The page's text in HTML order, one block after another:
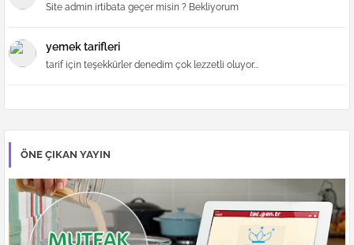
Site admin irtibata geçer misin ? Bekliyorum
yemek tarifleri
tarif için teşekkürler denedim çok lezzetli oluyor...
ÖNE ÇIKAN YAYIN